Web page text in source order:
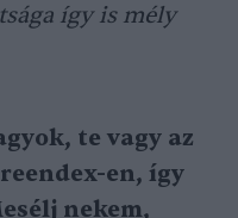
így is mély
te vagy az
en, így
nekem,